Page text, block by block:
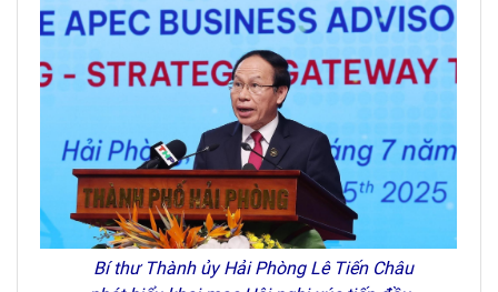
Bí thư Thành ủy Hải Phòng Lê Tiến Châu